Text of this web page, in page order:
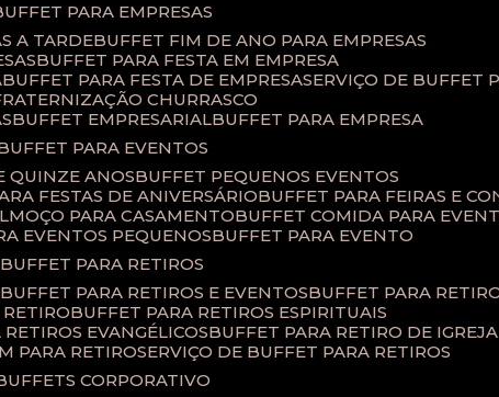
BUFFET PARA EMPRESAS
A TARDE
BUFFET FIM DE ANO PARA EMPRESAS
BUFFET PARA FESTA EM EMPRESA
BUFFET PARA FESTA DE EMPRESA SERVIÇO DE BUFFET
CHURRASCO
BUFFET EMPRESARIAL
BUFFET PARA EMPRESA
BUFFET PARA EVENTOS
QUINZE ANOS
BUFFET PEQUENOS EVENTOS
FESTAS DE ANIVERSÁRIO
BUFFET PARA FEIRAS E
PARA CASAMENTO
BUFFET COMIDA PARA
EVENTOS PEQUENOS
BUFFET PARA EVENTO
BUFFET PARA RETIROS
BUFFET PARA RETIROS E EVENTOS
BUFFET PARA
RETIRO
BUFFET PARA RETIROS ESPIRITUAIS
RETIROS EVANGÉLICOS
BUFFET PARA RETIRO DE IGREJA
PARA RETIRO​ SERVIÇO DE BUFFET PARA RETIROS
BUFFETS CORPORATIVO